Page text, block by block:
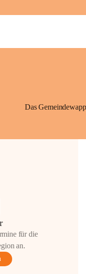
wir allen Bürgerinnen
unserer Heimat
+2
Das
für die
an.